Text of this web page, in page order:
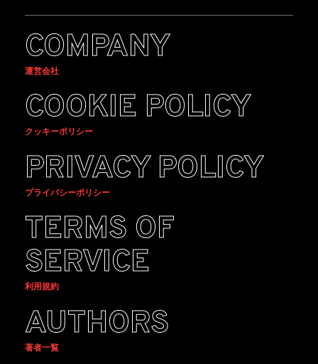
COMPANY
運営会社
COOKIE POLICY
クッキーポリシー
PRIVACY POLICY
プライバシーポリシー
TERMS OF
SERVICE
利用規約
AUTHORS
著者一覧